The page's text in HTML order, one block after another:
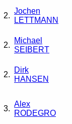
2.
Jochen
LETTMANN
2.
Michael
SEIBERT
2.
Dirk
HANSEN
3.
Alex
RODEGRO